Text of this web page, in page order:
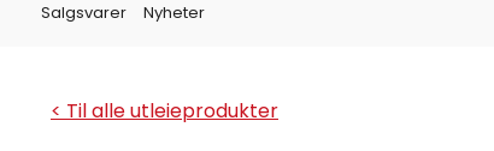
Salgsvarer Nyheter
< Til alle utleieprodukter